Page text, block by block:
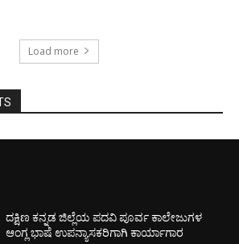
Load more
ದಕ್ಷಿಣ ಕನ್ನಡ ಜಿಲ್ಲೆಯ ಪದವಿ ಪೂರ್ವ ಕಾಲೇಜುಗಳ
ಆಂಗ್ಲ ಭಾಷೆ ಉಪನ್ಯಾಸಕರಿಗಾಗಿ ಕಾರ್ಯಾಗಾರ